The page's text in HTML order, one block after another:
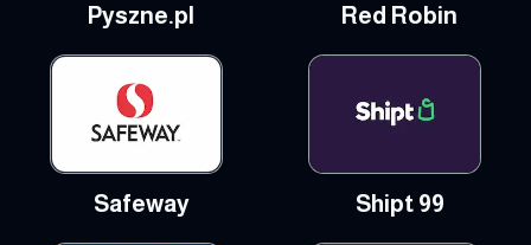
Pyszne.pl Red Robin
Safeway Shipt 99